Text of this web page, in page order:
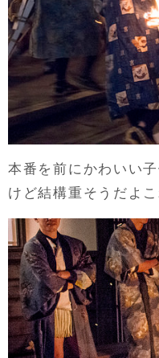
本番を前にかわいい
けど結構重そうだよこ